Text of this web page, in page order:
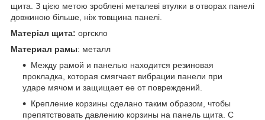
щита. З цією метою зроблені металеві втулки в отворах панелі
довжиною більше, ніж товщина панелі.
Матеріал щита: оргскло
Материал рамы: металл
Между рамой и панелью находится резиновая
прокладка, которая смягчает вибрации панели при
ударе мячом и защищает ее от повреждений.
Крепление корзины сделано таким образом, чтобы
препятствовать давлению корзины на панель щита. С